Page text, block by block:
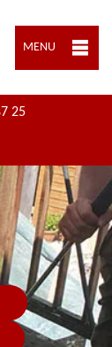
MENU
25